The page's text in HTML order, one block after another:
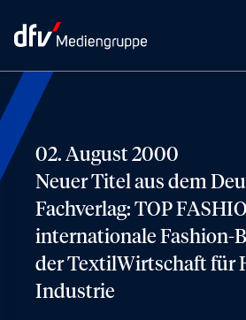
02. August 2000
Neuer Titel aus dem
Fachverlag: TOP
internationale Fashion-
der TextilWirtschaft für
Industrie